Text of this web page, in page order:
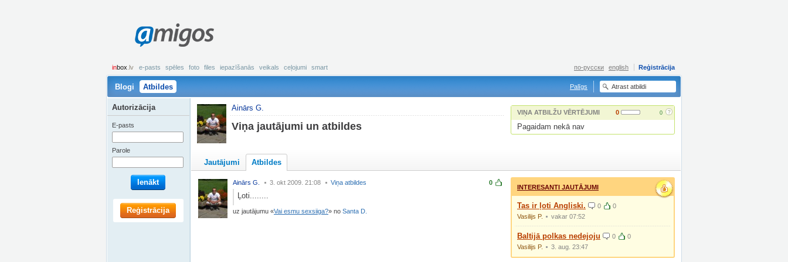
amigos
inbox .lv e-pasts spēles foto files iepazīšanās veikals ceļojumi smart Reģistrācija
по-русски english
Blogi Atbildes Palīgs
Ainārs G.
Viņa jautājumi un atbildes
VIŅA ATBILŽU VĒRTĒJUMI 0 0 ?
Pagaidam nekā nav
Jautājumi Atbildes
0
Ainārs G. 3. okt 2009. 21:08 Viņa atbildes
Ļoti........
uz jautājumu Vai esmu sexsiiga? no Santa D.
INTERESANTI JAUTĀJUMI
Tas ir ļoti Angliski. 0
0
Vasilijs P.
vakar 07:52
Baltijā polkas nedejoju 0
0
Vasilijs P.
3. aug. 23:47
Autorizācija
E-pasts
Parole
Ienākt
Reģistrācija